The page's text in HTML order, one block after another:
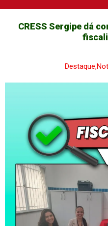
CRESS Sergipe dá
Destaque,